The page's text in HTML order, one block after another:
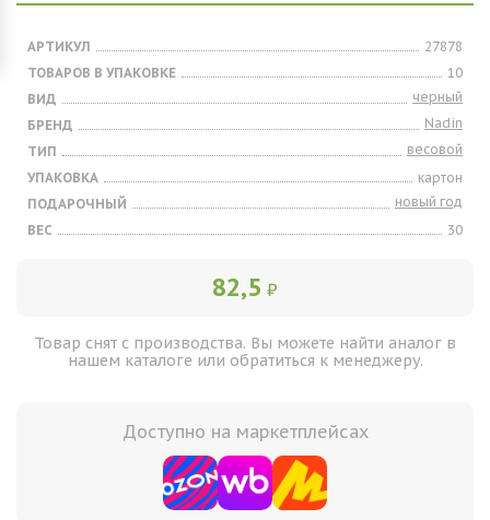
АРТИКУЛ
27878
ТОВАРОВ В УПАКОВКЕ
10
ВИД
черный
БРЕНД
Nadin
ТИП
весовой
УПАКОВКА
картон
ПОДАРОЧНЫЙ
новый год
ВЕС
30
82,5 ₽
Товар снят с производства. Вы можете найти аналог в
нашем каталоге или обратиться к менеджеру.
Доступно на маркетплейсах